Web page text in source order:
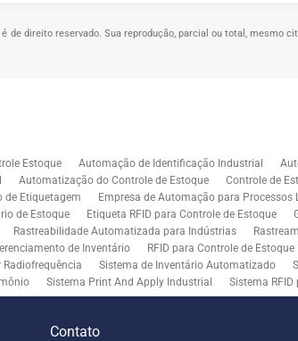
é de direito reservado. Sua reprodução, parcial ou total, mesmo
Estoque Automação de Identificação Industrial
Automatização do Controle de Estoque
Controle de
de Etiquetagem Empresa de Automação para Processos
de Estoque Etiqueta RFID para Controle de Estoque
Rastreabilidade Automatizada para Indústrias
de Inventário RFID para Controle de Estoque
Sistema de Inventário Automatizado
Sistema Print And Apply Industrial Sistema
Soluções de Impressão e Aplicação de Etiquetas
Tecnologia de Middleware e Ferramentas para
Contato